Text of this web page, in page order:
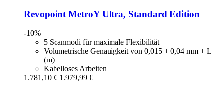
Revopoint MetroY Ultra, Standard Edition
-10%
5 Scanmodi für maximale Flexibilität
Volumetrische Genauigkeit von 0,015 + 0,04 mm + L
(m)
Kabelloses Arbeiten
1.781,10 € 1.979,99 €